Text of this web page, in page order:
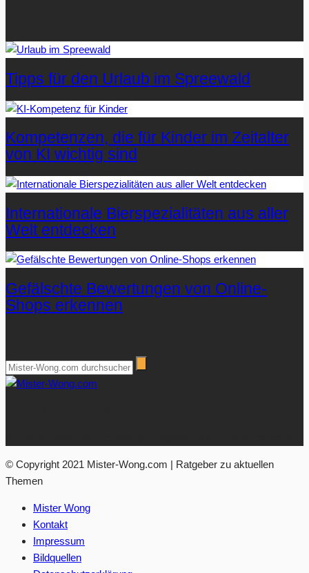
Tipps für den Urlaub im Spreewald
Kompetenzen, die für Kinder im Zeitalter
von KI wichtig sind
Internationale Bierspezialitäten aus aller
Welt entdecken
Gefälschte Bewertungen von Online-
Shops erkennen
© Copyright 2021 Mister-Wong.com | Ratgeber zu aktuellen
Themen
Mister Wong
Kontakt
Impressum
Bildquellen